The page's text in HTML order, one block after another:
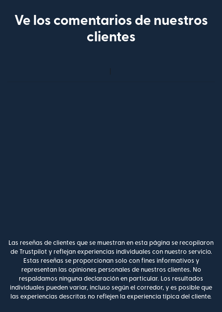
Ve los comentarios de nuestros
clientes
Las reseñas de clientes que se muestran en esta página se recopilaron
de Trustpilot y reflejan experiencias individuales con nuestro servicio.
Estas reseñas se proporcionan solo con fines informativos y
representan las opiniones personales de nuestros clientes. No
respaldamos ninguna declaración en particular. Los resultados
individuales pueden variar, incluso según el corredor, y es posible que
las experiencias descritas no reflejen la experiencia típica del cliente.